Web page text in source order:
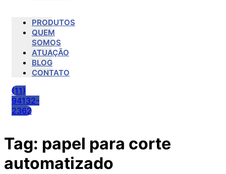
PRODUTOS
QUEM
SOMOS
ATUAÇÃO
BLOG
CONTATO
(11)
94132-
2362
Tag: papel para corte
automatizado